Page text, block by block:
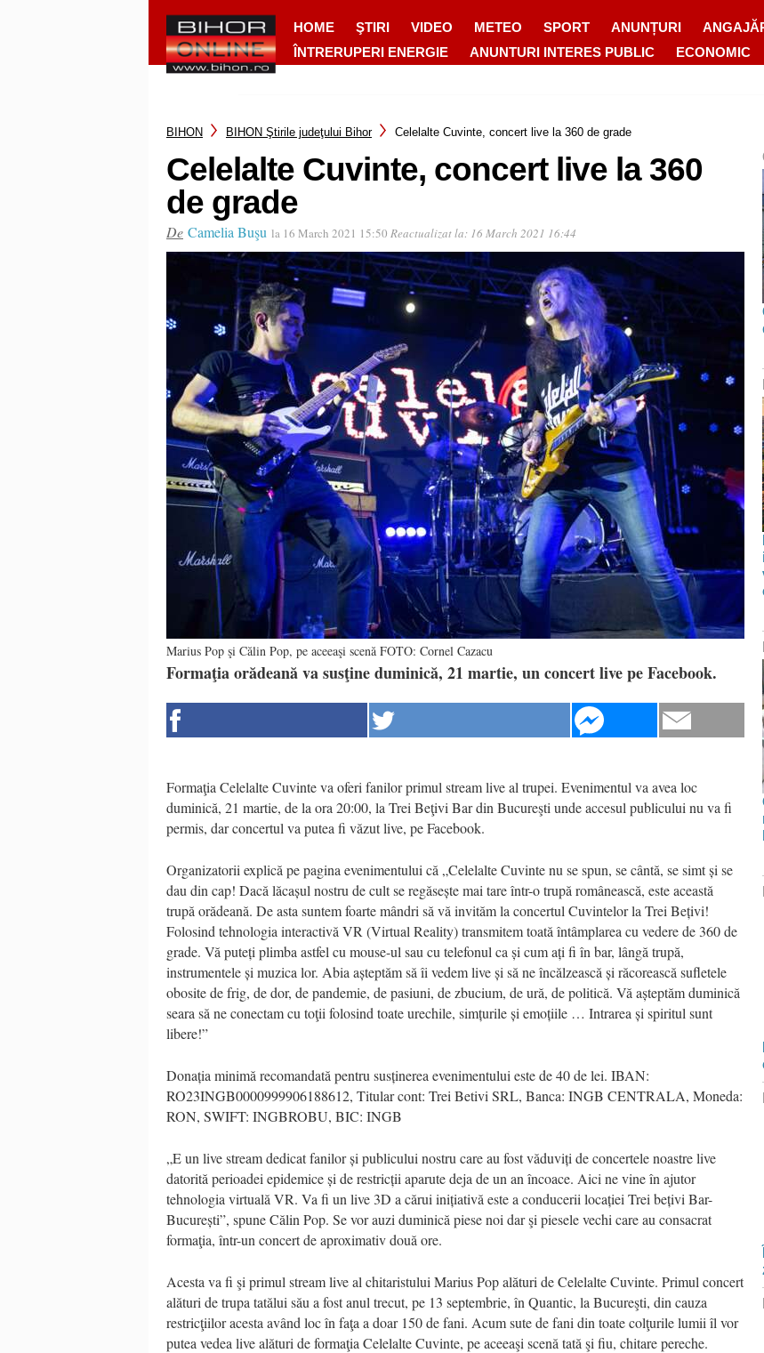
HOME ŞTIRI VIDEO METEO SPORT ANUNȚURI
ÎNTRERUPERI ENERGIE
ANUNTURI INTERES PUBLIC ECONOMIC
BIHON BIHON Ştirile judeţului Bihor Celelalte Cuvinte, concert live la 360 de grade
Celelalte Cuvinte, concert live la 360
de grade
De Camelia Buşu la 16 March 2021 15:50 Reactualizat la: 16 March 2021 16:44
Marius Pop şi Călin Pop, pe aceeaşi scenă FOTO: Cornel Cazacu
Formaţia orădeană va susţine duminică, 21 martie, un concert live pe Facebook.
Formaţia Celelalte Cuvinte va oferi fanilor primul stream live al trupei. Evenimentul va avea loc
duminică, 21 martie, de la ora 20:00, la Trei Beţivi Bar din Bucureşti unde accesul publicului nu va fi
permis, dar concertul va putea fi văzut live, pe Facebook.
Organizatorii explică pe pagina evenimentului că „Celelalte Cuvinte nu se spun, se cântă, se simt și se
dau din cap! Dacă lăcașul nostru de cult se regăsește mai tare într-o trupă românească, este această
trupă orădeană. De asta suntem foarte mândri să vă invităm la concertul Cuvintelor la Trei Bețivi!
Folosind tehnologia interactivă VR (Virtual Reality) transmitem toată întâmplarea cu vedere de 360 de
grade. Vă puteți plimba astfel cu mouse-ul sau cu telefonul ca și cum ați fi în bar, lângă trupă,
instrumentele și muzica lor. Abia așteptăm să îi vedem live și să ne încălzească și răcorească sufletele
obosite de frig, de dor, de pandemie, de pasiuni, de zbucium, de ură, de politică. Vă așteptăm duminică
seara să ne conectam cu toţii folosind toate urechile, simțurile și emoțiile … Intrarea și spiritul sunt
libere!”
Donația minimă recomandată pentru susținerea evenimentului este de 40 de lei. IBAN:
RO23INGB0000999906188612, Titular cont: Trei Betivi SRL, Banca: INGB CENTRALA, Moneda:
RON, SWIFT: INGBROBU, BIC: INGB
„E un live stream dedicat fanilor și publicului nostru care au fost văduviți de concertele noastre live
datorită perioadei epidemice și de restricții aparute deja de un an încoace. Aici ne vine în ajutor
tehnologia virtuală VR. Va fi un live 3D a cărui inițiativă este a conducerii locației Trei bețivi Bar-
București”, spune Călin Pop. Se vor auzi duminică piese noi dar şi piesele vechi care au consacrat
formaţia, într-un concert de aproximativ două ore.
Acesta va fi şi primul stream live al chitaristului Marius Pop alături de Celelalte Cuvinte. Primul concert
alături de trupa tatălui său a fost anul trecut, pe 13 septembrie, în Quantic, la Bucureşti, din cauza
restricţiilor acesta având loc în faţa a doar 150 de fani. Acum sute de fani din toate colţurile lumii îl vor
putea vedea live alături de formaţia Celelalte Cuvinte, pe aceeaşi scenă tată şi fiu, chitare pereche.